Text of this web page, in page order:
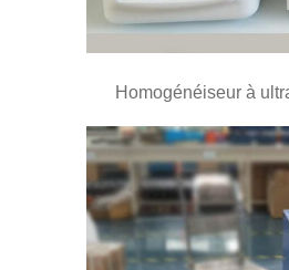
Homogénéiseur à